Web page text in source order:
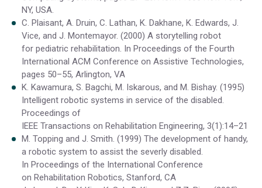
NY, USA.
C. Plaisant, A. Druin, C. Lathan, K. Dakhane, K. Edwards, J.
Vice, and J. Montemayor. (2000) A storytelling robot
for pediatric rehabilitation. In Proceedings of the Fourth
International ACM Conference on Assistive Technologies,
pages 50–55, Arlington, VA
K. Kawamura, S. Bagchi, M. Iskarous, and M. Bishay. (1995)
Intelligent robotic systems in service of the disabled.
Proceedings of
IEEE Transactions on Rehabilitation Engineering, 3(1):14–21
M. Topping and J. Smith. (1999) The development of handy,
a robotic system to assist the severly disabled.
In Proceedings of the International Conference
on Rehabilitation Robotics, Stanford, CA